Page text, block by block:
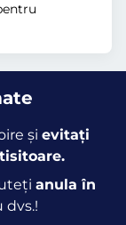
șievitați
anula în
dvs.!